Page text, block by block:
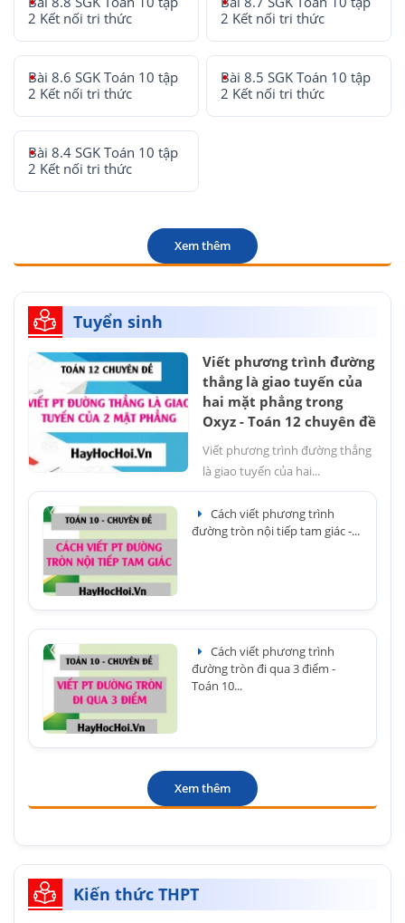
2 Kết nối tri thức
2 Kết nối tri thức
Bài 8.6 SGK Toán 10 tập
2 Kết nối tri thức
Bài 8.5 SGK Toán 10 tập
2 Kết nối tri thức
Bài 8.4 SGK Toán 10 tập
2 Kết nối tri thức
Xem thêm
Tuyển sinh
Viết phương trình đường
thẳng là giao tuyến của
hai mặt phẳng trong
Oxyz - Toán 12 chuyên đề
Viết phương trình đường thẳng
là giao tuyến của hai...
Cách viết phương trình
đường tròn nội tiếp tam giác -...
Cách viết phương trình
đường tròn đi qua 3 điểm -
Toán 10...
Xem thêm
Kiến thức THPT